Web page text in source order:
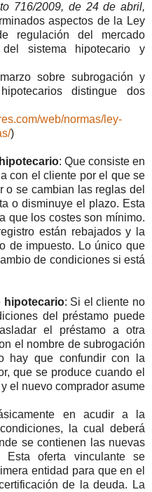
716/2009, de 24 de abril,
aspectos de la Ley
regulación del mercado
sistema hipotecario y
sobre subrogación y
distingue dos
web/normas/ley-
)
: Que consiste en
con el cliente por el que se
o se cambian las reglas del
o disminuye el plazo. Esta
que los costes son mínimo.
están rebajados y la
de impuesto. Lo único que
de condiciones si está
hipotecario: Si el cliente no
del préstamo puede
el préstamo a otra
el nombre de subrogación
hay que confundir con la
que se produce cuando el
el nuevo comprador asume
en acudir a la
la cual deberá
se contienen las nuevas
Esta oferta vinculante se
entidad para que en el
de la deuda. La